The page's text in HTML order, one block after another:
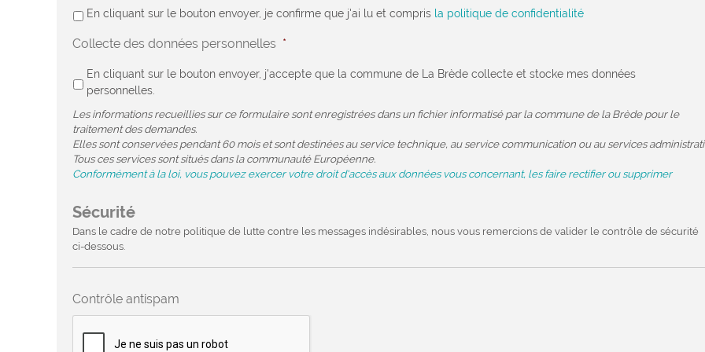
En cliquant sur le bouton envoyer, je confirme que j'ai lu et compris la politique de confidentialité
Collecte des données personnelles *
En cliquant sur le bouton envoyer, j'accepte que la commune de La Brède collecte et stocke mes données
personnelles.
Les informations recueillies sur ce formulaire sont enregistrées dans un fichier informatisé par la commune de la Brède pour le
traitement des demandes.
Elles sont conservées pendant 60 mois et sont destinées au service technique, au service communication ou au services
Tous ces services sont situés dans la communauté Européenne.
Conformément à la loi, vous pouvez exercer votre droit d'accès aux données vous concernant, les faire rectifier ou supprimer
Sécurité
Dans le cadre de notre politique de lutte contre les messages indésirables, nous vous remercions de valider le contrôle de sécurité
ci-dessous.
Contrôle antispam